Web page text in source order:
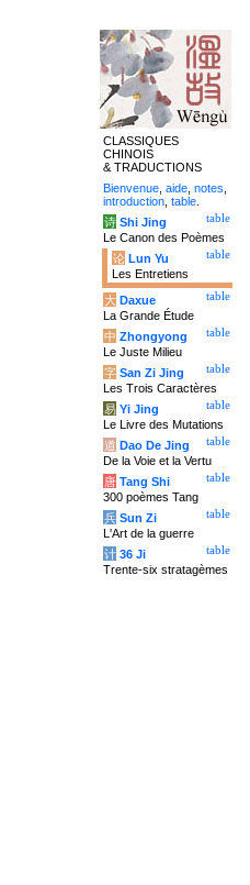
CLASSIQUES
CHINOIS
& TRADUCTIONS
Bienvenue aide notes
introduction table
table
诗 Shi Jing
Le Canon des Poèmes
table
论 Lun Yu
Les Entretiens
table
大 Daxue
La Grande Étude
table
中 Zhongyong
Le Juste Milieu
table
字 San Zi Jing
Les Trois Caractères
table
易 Yi Jing
Le Livre des Mutations
table
道 Dao De Jing
De la Voie et la Vertu
table
唐 Tang Shi
300 poèmes Tang
table
兵 Sun Zi
L'Art de la guerre
table
计 36 Ji
Trente-six stratagèmes